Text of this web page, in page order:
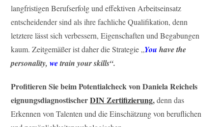
langfristigen Berufserfolg und effektiven Arbeitseinsatz
entscheidender sind als ihre fachliche Qualifikation, denn
letztere lässt sich verbessern, Eigenschaften und Begabungen
kaum. Zeitgemäßer ist daher die Strategie „You have the
personality,wetrain your skills“.
Profitieren Sie beim Potentialcheck von Daniela Reichels
eignungsdiagnostischerDIN Zertifizierung,denn das
Erkennen von Talenten und die Einschätzung von beruflichen